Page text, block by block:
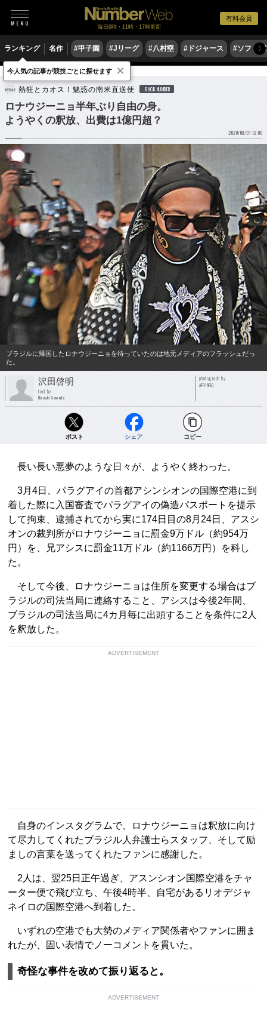
有料会員
毎日6時・11時・17時更新
ランキング 名作 #甲子園 #Jリーグ #八村塁 #ドジャース #ソフト〉
サッカー 海外サッカー
熱狂とカオス！魅惑の南米直送便 BACK NUMBER
ロナウジーニョ半年ぶり自由の身。
ようやくの釈放、出費は1億円超？
2020/08/31 07:00
ブラジルに帰国したロナウジーニョを待っていたのは地元メディアのフラッシュだっ
た。
沢田啓明
text by
Hiroaki Sawada
photograph by
AFP/AFLO
ポスト シェア コピー
長い長い悪夢のような日々が、ようやく終わった。
3月4日、パラグアイの首都アシンシオンの国際空港に到
着した際に入国審査でパラグアイの偽造パスポートを提示
して拘束、逮捕されてから実に174日目の8月24日、アスシ
オンの裁判所がロナウジーニョに罰金9万ドル（約954万
円）を、兄アシスに罰金11万ドル（約1166万円）を科し
た。
そして今後、ロナウジーニョは住所を変更する場合はブ
ラジルの司法当局に連絡すること、アシスは今後2年間、
ブラジルの司法当局に4カ月毎に出頭することを条件に2人
を釈放した。
ADVERTISEMENT
自身のインスタグラムで、ロナウジーニョは釈放に向け
て尽力してくれたブラジル人弁護士らスタッフ、そして励
ましの言葉を送ってくれたファンに感謝した。
2人は、翌25日正午過ぎ、アスンシオン国際空港をチャ
ーター便で飛び立ち、午後4時半、自宅があるリオデジャ
ネイロの国際空港へ到着した。
いずれの空港でも大勢のメディア関係者やファンに囲ま
れたが、固い表情でノーコメントを貫いた。
奇怪な事件を改めて振り返ると。
ADVERTISEMENT
今人気の記事が競技ごとに探せます ×